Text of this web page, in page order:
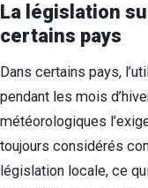
La législation
certains pays
Dans certains pays,
pendant les mois
météorologiques
toujours considérés
législation locale, ce